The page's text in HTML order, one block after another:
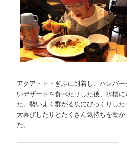
アクア・トトぎふに到着し、ハンバ
いデザートを食べたりした後、水槽
た。勢いよく群がる魚にびっくりし
大喜びしたりとたくさん気持ちを動
た。